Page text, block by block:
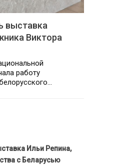
выставка
Виктора
работу
Ильи Репина,
с Беларусью